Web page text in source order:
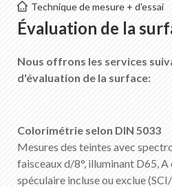
Évaluation de la surface
Liste des favoris
Portrait de KABE Peintures
DE
FR EN IT
Technique de mesure + d'essai
Évaluation de la
Nous offrons les services
d'évaluation de la surface:
Colorimétrie selon DIN 5033
Mesures des teintes avec
faisceaux d/8°, illuminant D65,
spéculaire incluse ou exclue